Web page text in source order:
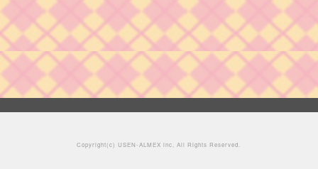
Copyright(c)USEN-ALMEX inc, All Rights Reserved.